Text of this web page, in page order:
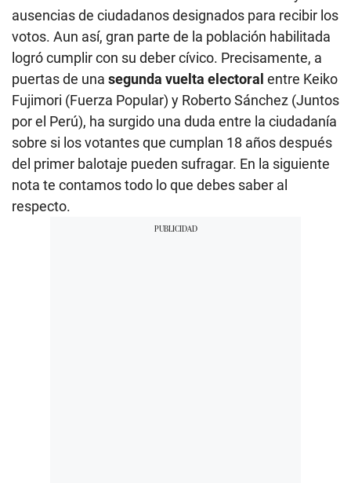
ausencias de ciudadanos designados para recibir los
votos. Aun así, gran parte de la población habilitada
logró cumplir con su deber cívico. Precisamente, a
puertas de una segunda vuelta electoral entre Keiko
Fujimori (Fuerza Popular) y Roberto Sánchez (Juntos
por el Perú), ha surgido una duda entre la ciudadanía
sobre si los votantes que cumplan 18 años después
del primer balotaje pueden sufragar. En la siguiente
nota te contamos todo lo que debes saber al
respecto.